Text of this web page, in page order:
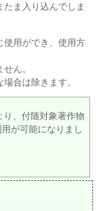
ま入り込んでしま
使用ができ、使用方
ん。
合は除きます。
り、付随対象著作物
が可能になりまし